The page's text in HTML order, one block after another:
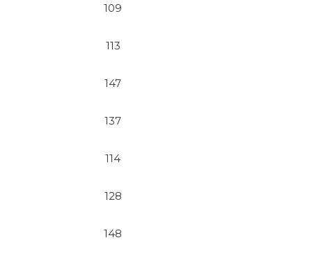
109
113
147
137
114
128
148